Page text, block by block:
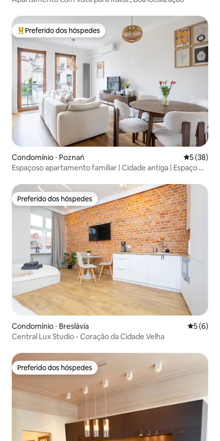
Entre os melhores preferidos dos hóspedes
Preferido dos hóspedes
Condomínio ⋅ Poznań 5 de uma
5 (38)
Espaçoso apartamento familiar | Cidade antiga | Espaço de
Preferido dos hóspedes
Preferido dos hóspedes
Condomínio ⋅ Breslávia 5 de
5 (6)
Central Lux Studio - Coração da Cidade Velha
Preferido dos hóspedes
Preferido dos hóspedes